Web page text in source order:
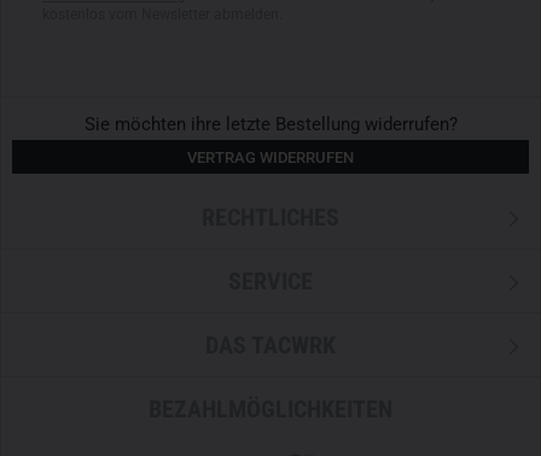
Sie möchten ihre letzte Bestellung widerrufen?
VERTRAG WIDERRUFEN